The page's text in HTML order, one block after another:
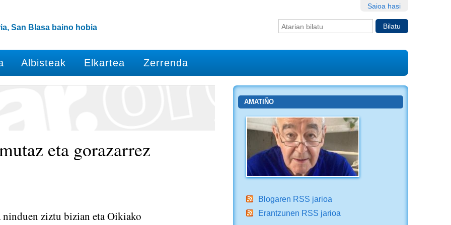
Saioa hasi
Bilatu atarian
San Blasa baino hobia
Albisteak Elkartea Zerrenda
eta gorazarrez
ziztu bizian eta Oikiako
AMATIÑO
Blogaren RSS jarioa
Erantzunen RSS jarioa